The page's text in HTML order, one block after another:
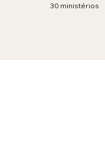
30 ministérios